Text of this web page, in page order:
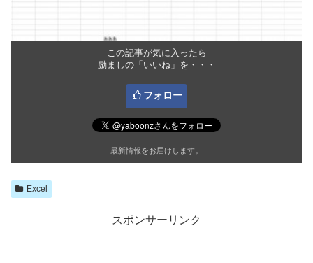
この記事が気に入ったら
励ましの「いいね」を・・・
フォロー
最新情報をお届けします。
Excel
スポンサーリンク